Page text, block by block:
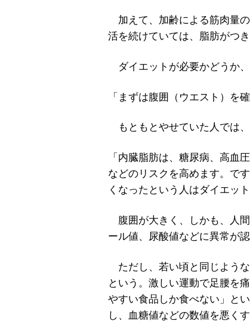
加えて、加齢による筋肉量
活を続けていては、脂肪がつ
ダイエットが必要かどうか、
「まずは腹囲（ウエスト）を
もともとやせていた人では、
「内臓脂肪は、糖尿病、高血
などのリスクを高めます。で
くなったという人はダイエット
腹囲が大きく、しかも、人
ール値、尿酸値などに異常が
ただし、若い頃と同じよう
という。激しい運動で足腰を
やすい食品しか食べない」と
し、血糖値などの数値を悪く